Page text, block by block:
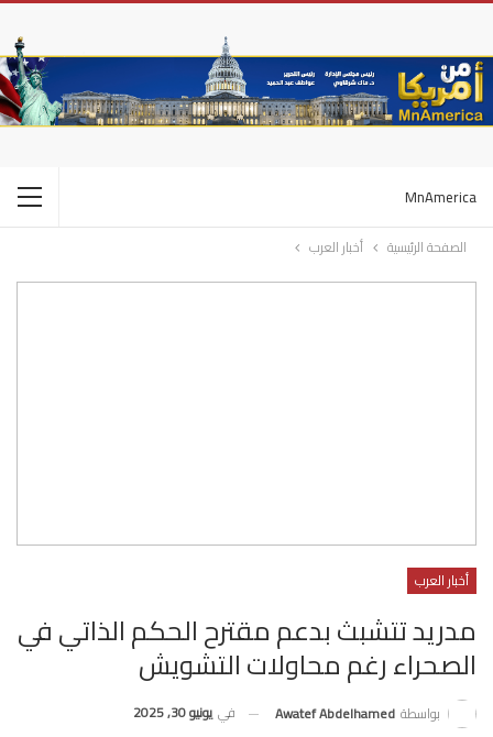
MnAmerica
الصفحة الرئيسية أخبار العرب
أخبار العرب
مدريد تتشبث بدعم مقترح الحكم الذاتي في
الصحراء رغم محاولات التشويش
بواسطة Awatef Abdelhamed في يونيو 30, 2025